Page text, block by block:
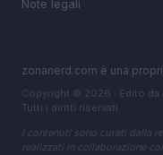
Note legali
zonanerd.com è una
Copyright © 2026 · Edito
Tutti i diritti riservati
I contenuti sono curati dalla
realizzati in collaborazione